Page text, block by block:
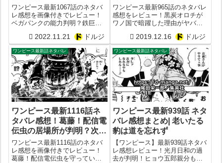
来！最新1068話予想
ワンピース最新1067話のネタバ
レ感想を画像付きでレビュー！
ベガパンクの能力判明？鉄巨人
CP0がついに襲来！最新1068話
予想
2022.11.21 ドルジ
タ！最新966話の展開予想
まとめ！
ワンピース最新965話のネタバレ
感想をレビュー！黒炭オロチが
ワノ国で暗躍した理由がヤバす
た時期も判明？
2019.12.16 ドルジ
ワンピース最新話ネタバレ
ワンピース最新1116話ネ
タバレ感想！葛藤！配信電
伝虫の居場所が判明？次
1117話予想
ワンピース最新1116話のネタバ
レ感想を画像付きでレビュー！
葛藤！配信電伝虫を守っていた
ワンピース最新話ネタバレ
ワンピース最新939話 ネタ
バレ感想まとめ| 老いたる
豹は道を忘れず
【ワンピース】最新939話ネタバ
レ感想レビュー！光月日和の過
去が判明！ヒョウ五郎親分もま